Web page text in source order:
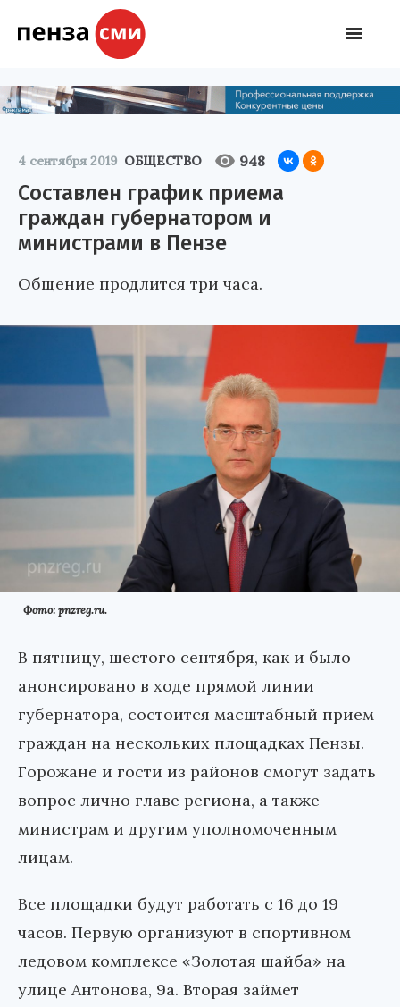
4 сентября 2019 ОБЩЕСТВО 948
Составлен график приема
граждан губернатором и
министрами в Пензе
Общение продлится три часа.
Фото: pnzreg.ru.
В пятницу, шестого сентября, как и было
анонсировано в ходе прямой линии
губернатора, состоится масштабный прием
граждан на нескольких площадках Пензы.
Горожане и гости из районов смогут задать
вопрос лично главе региона, а также
министрам и другим уполномоченным
лицам.
Все площадки будут работать с 16 до 19
часов. Первую организуют в спортивном
ледовом комплексе «Золотая шайба» на
улице Антонова, 9а. Вторая займет